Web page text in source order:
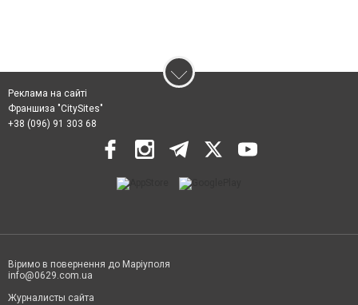
Реклама на сайті
Франшиза "CitySites"
+38 (096) 91 303 68
Віримо в повернення до Маріуполя
info@0629.com.ua
Журналисты сайта